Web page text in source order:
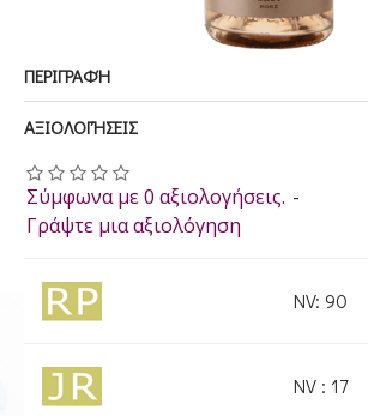
ΠΕΡΙΓΡΑΦΉ
ΑΞΙΟΛΟΓΉΣΕΙΣ
Σύμφωνα με 0 αξιολογήσεις. -
Γράψτε μια αξιολόγηση
NV: 90
NV : 17